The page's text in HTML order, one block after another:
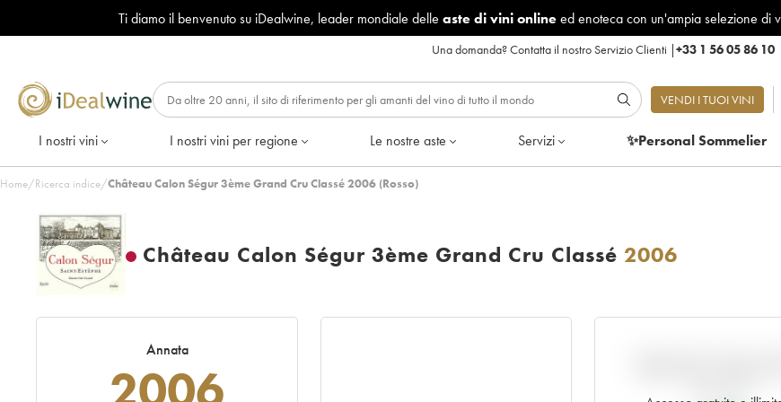
Ti diamo il benvenuto su iDealwine, leader mondiale delle aste di vini onlineed enoteca con un'ampia selezione di
Una domanda?Contatta il nostro Servizio Clienti |+33 1 56 05 86 10
VENDI I TUOI VINI
I nostri vini I nostri vini per regione Le nostre aste Servizi ✨Personal Sommelier
Home/Ricerca indice/Château Calon Ségur 3ème Grand Cru Classé 2006 (Rosso)
Château Calon Ségur 3ème Grand Cru Classé 2006
Annata